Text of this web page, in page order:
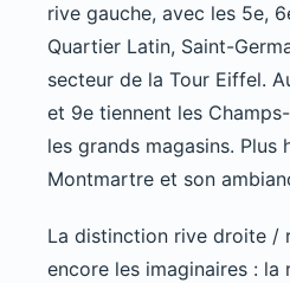
rive gauche, avec les 5e,
Quartier Latin, Saint-
secteur de la Tour Eiffel.
et 9e tiennent les Champs-
les grands magasins. Plus
Montmartre et son
La distinction rive droite /
encore les imaginaires : la